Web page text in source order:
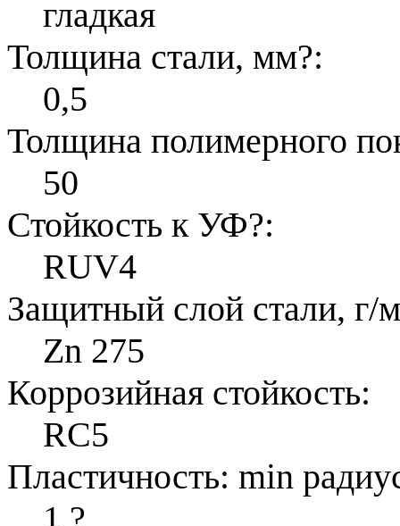
гладкая
Толщина стали, мм?:
0,5
Толщина полимерного
50
Стойкость к УФ?:
RUV4
Защитный слой стали, г/
Zn 275
Коррозийная стойкость:
RC5
Пластичность: min